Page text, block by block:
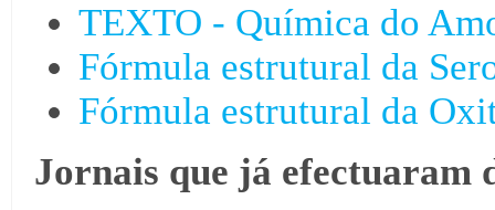
TEXTO - Química do
Fórmula estrutural da
Fórmula estrutural da
Jornais que já efectuaram